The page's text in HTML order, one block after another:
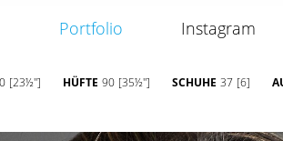
Portfolio Instagram
[23½''] HÜFTE 90 [35½''] SCHUHE 37 [6]